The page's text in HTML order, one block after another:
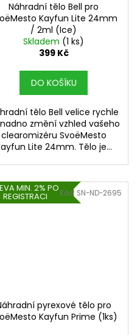
Náhradní tělo Bell pro
Kayfun Lite 24mm
/ 2ml (Ice)
Skladem (1 ks)
399 Kč
DO KOŠÍKU
tělo Bell velice rychle
změní vzhled vašeho
clearomizéru SvoëMesto
Lite 24mm. Tělo je...
MIN. 2% PO
REGISTRACI
pyrexové tělo pro
Kayfun Prime (1ks)
Kód: SN-ND-2695